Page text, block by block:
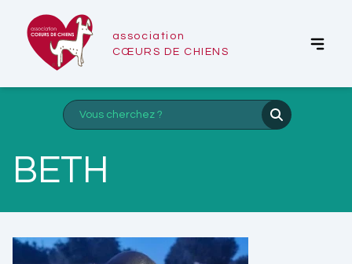
association
CŒURS DE CHIENS
BETH